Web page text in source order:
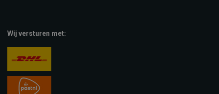
Wij versturen met: